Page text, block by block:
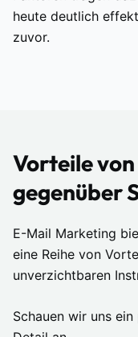
heute deutlich
zuvor.
Vorteile
gegenüber
E-Mail Marketing
eine Reihe von
unverzichtbaren
Schauen wir uns